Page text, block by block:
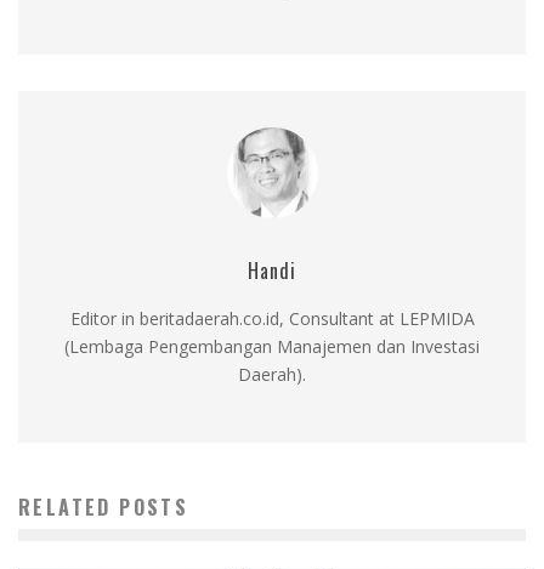
Handi
Editor in beritadaerah.co.id, Consultant at LEPMIDA
(Lembaga Pengembangan Manajemen dan Investasi
Daerah).
RELATED POSTS